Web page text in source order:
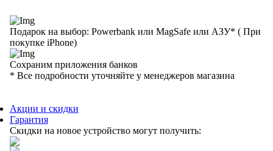
Подарок на выбор: Powerbank или MagSafe или AЗУ* ( При
покупке iPhone)
Сохраним приложения банков
* Все подробности уточняйте у менеджеров магазина
Акции и скидки
Гарантия
Скидки на новое устройство могут получить: